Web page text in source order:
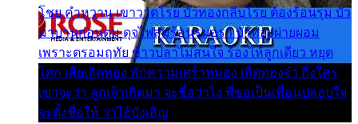
โชย คำหวาน เขาวาดโรย บัวทองกลีบโรย ต้องร้อนรุม บัว
มาบานก่อนตูม ดุจไฟสุมร้อนรุมอุรา บัวทองผ่ายผอม
เพราะตรอมฤทัย ข้าวปลาไม่สนใจ ร้องไห้ลูกเดียว หยุด
โศก เสียเถิดทอง พักความเศร้าหมอง เถิดทองจ๋า ถึงใคร
เขาจะว่า ลูกเจ้าเกิดมา จะชื่อว่าไง พี่ขอเป็นเพื่อนปลอบใจ
จะตั้งชื่อให้ ว่าไอ้บังเอิญ